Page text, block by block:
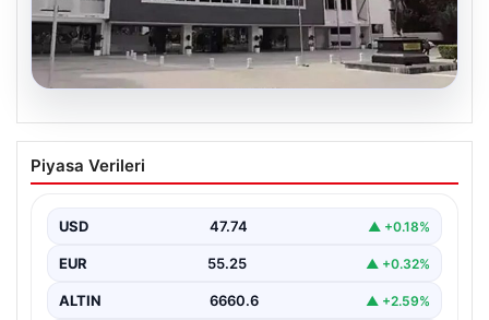
06.08.2026
Antalya’daki yolsuzluk soruşturmasında
iki yeni gözaltı
Piyasa Verileri
USD 47.74 ▲ +0.18%
EUR 55.25 ▲ +0.32%
ALTIN 6660.6 ▲ +2.59%